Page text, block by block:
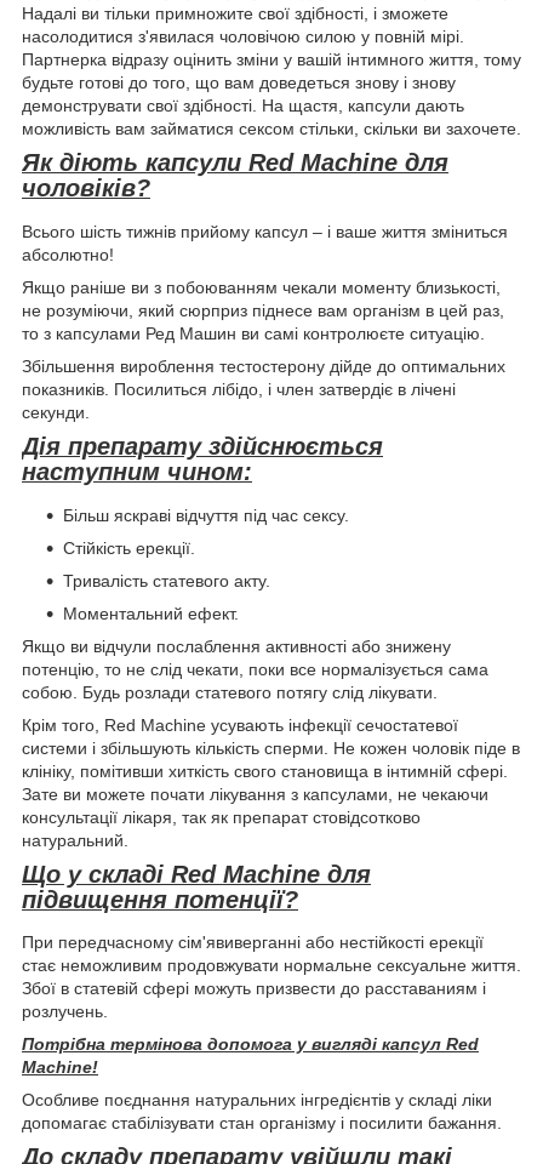
Надалі ви тільки примножите свої здібності, і зможете
насолодитися з'явилася чоловічою силою у повній мірі.
Партнерка відразу оцінить зміни у вашій інтимного життя, тому
будьте готові до того, що вам доведеться знову і знову
демонструвати свої здібності. На щастя, капсули дають
можливість вам займатися сексом стільки, скільки ви захочете.
Як діють капсули Red Machine для
чоловіків?
Всього шість тижнів прийому капсул – і ваше життя зміниться
абсолютно!
Якщо раніше ви з побоюванням чекали моменту близькості,
не розуміючи, який сюрприз піднесе вам організм в цей раз,
то з капсулами Ред Машин ви самі контролюєте ситуацію.
Збільшення вироблення тестостерону дійде до оптимальних
показників. Посилиться лібідо, і член затвердіє в лічені
секунди.
Дія препарату здійснюється
наступним чином:
Більш яскраві відчуття під час сексу.
Стійкість ерекції.
Тривалість статевого акту.
Моментальний ефект.
Якщо ви відчули послаблення активності або знижену
потенцію, то не слід чекати, поки все нормалізується сама
собою. Будь розлади статевого потягу слід лікувати.
Крім того, Red Machine усувають інфекції сечостатевої
системи і збільшують кількість сперми. Не кожен чоловік піде в
клініку, помітивши хиткість свого становища в інтимній сфері.
Зате ви можете почати лікування з капсулами, не чекаючи
консультації лікаря, так як препарат стовідсотково
натуральний.
Що у складі Red Machine для
підвищення потенції?
При передчасному сім'явиверганні або нестійкості ерекції
стає неможливим продовжувати нормальне сексуальне життя.
Збої в статевій сфері можуть призвести до расставаниям і
розлучень.
Потрібна термінова допомога у вигляді капсул Red
Machine!
Особливе поєднання натуральних інгредієнтів у складі ліки
допомагає стабілізувати стан організму і посилити бажання.
До складу препарату увійшли такі